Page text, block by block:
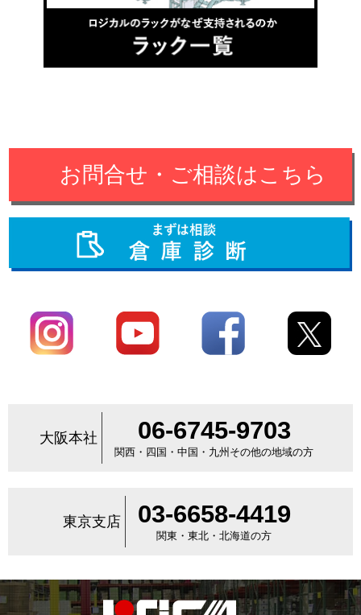
お問合せ・ご相談はこちら
大阪本社 06-6745-9703
関西・四国・中国・九州その他の地域の方
東京支店 03-6658-4419
関東・東北・北海道の方